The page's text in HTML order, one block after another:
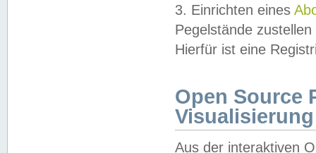
3. Einrichten eines
Pegelstände
Hierfür ist eine
Open Source
Visualisierung
Aus der interaktiven